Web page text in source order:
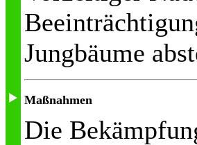
Jungbäume
Maßnahmen
Die